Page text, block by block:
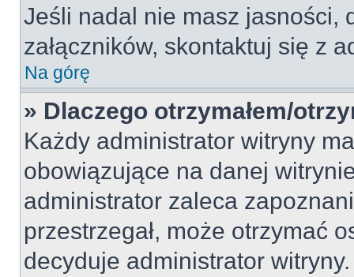
Jeśli nadal nie masz jasności,
załączników, skontaktuj się z
Na górę
» Dlaczego otrzymałem/
Każdy administrator witryny
obowiązujące na danej
administrator zaleca
przestrzegał, może otrzymać
decyduje administrator